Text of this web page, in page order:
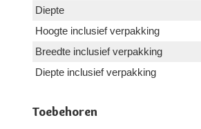
Diepte
Hoogte inclusief verpakking
Breedte inclusief verpakking
Diepte inclusief verpakking
Toebehoren